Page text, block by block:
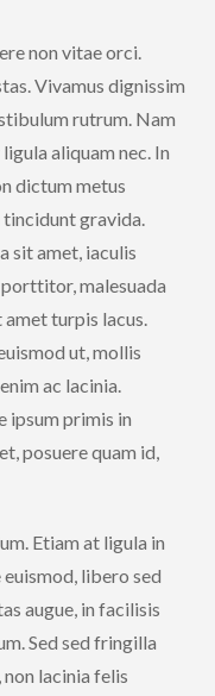
non vitae orci.
Vivamus dignissim
rutrum. Nam
aliquam nec. In
dictum metus
tincidunt gravida.
sit amet, iaculis
malesuada
amet turpis lacus.
ut, mollis
ac lacinia.
ipsum primis in
posuere quam id,
Etiam at ligula in
libero sed
augue, in facilisis
Sed sed fringilla
lacinia felis